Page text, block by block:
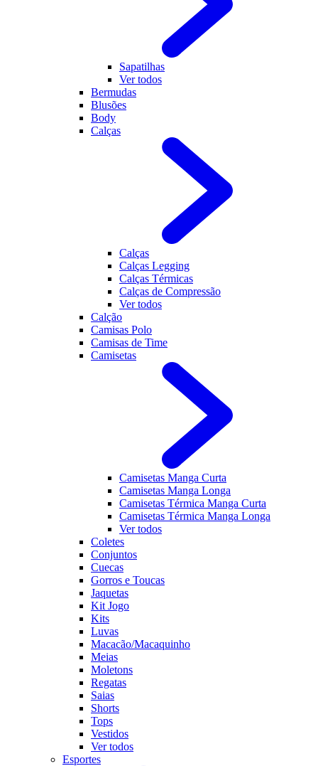
Sapatilhas
Ver todos
Bermudas
Blusões
Body
Calças
Calças
Calças Legging
Calças Térmicas
Calças de Compressão
Ver todos
Calção
Camisas Polo
Camisas de Time
Camisetas
Camisetas Manga Curta
Camisetas Manga Longa
Camisetas Térmica Manga Curta
Camisetas Térmica Manga Longa
Ver todos
Coletes
Conjuntos
Cuecas
Gorros e Toucas
Jaquetas
Kit Jogo
Kits
Luvas
Macacão/Macaquinho
Meias
Moletons
Regatas
Saias
Shorts
Tops
Vestidos
Ver todos
Esportes